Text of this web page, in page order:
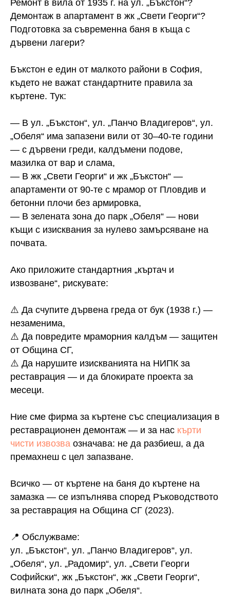
Ремонт в вила от 1935 г. на ул. „Бъкстон“?
Демонтаж в апартамент в жк „Свети Георги“?
Подготовка за съвременна баня в къща с
дървени лагери?
Бъкстон е един от малкото райони в София,
където не важат стандартните правила за
къртене. Тук:
— В ул. „Бъкстон“, ул. „Панчо Владигеров“, ул.
„Обеля“ има запазени вили от 30–40-те години
— с дървени греди, калдъмени подове,
мазилка от вар и слама,
— В жк „Свети Георги“ и жк „Бъкстон“ —
апартаменти от 90-те с мрамор от Пловдив и
бетонни плочи без армировка,
— В зелената зона до парк „Обеля“ — нови
къщи с изисквания за нулево замърсяване на
почвата.
Ако приложите стандартния „къртач и
извозване“, рискувате:
⚠️ Да счупите дървена греда от бук (1938 г.) —
незаменима,
⚠️ Да повредите мраморния калдъм — защитен
от Община СГ,
⚠️ Да нарушите изискванията на НИПК за
реставрация — и да блокирате проекта за
месеци.
Ние сме фирма за къртене със специализация в
реставрационен демонтаж — и за нас кърти
чисти извозва означава: не да разбиеш, а да
премахнеш с цел запазване.
Всичко — от къртене на баня до къртене на
замазка — се изпълнява според Ръководството
за реставрация на Община СГ (2023).
📍 Обслужваме:
ул. „Бъкстон“, ул. „Панчо Владигеров“, ул.
„Обеля“, ул. „Радомир“, ул. „Свети Георги
Софийски“, жк „Бъкстон“, жк „Свети Георги“,
вилната зона до парк „Обеля“.